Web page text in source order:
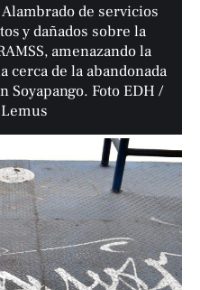
Alambrado de servicios
y dañados sobre la
amenazando la
cerca de la abandonada
Soyapango. Foto EDH /